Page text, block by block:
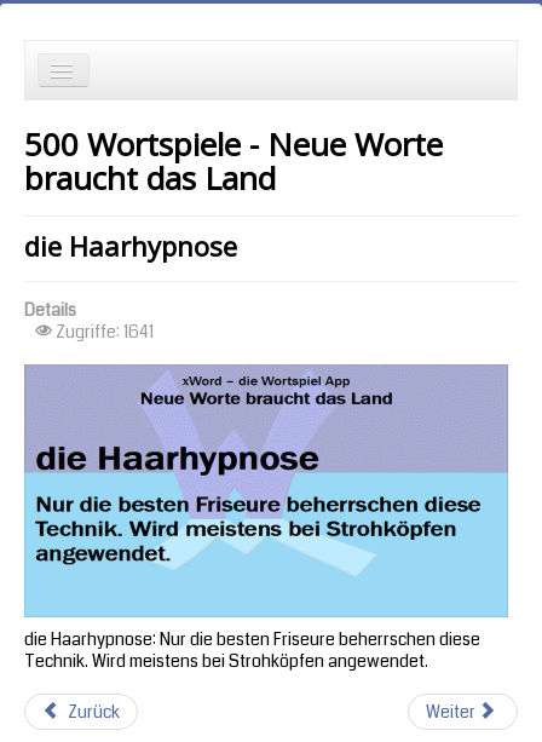
Wortspielgeschichten
die Ältesten zuerst
die meisten Zugriffe zuerst
zufällige Reihenfolge
500 Wortspiele - Neue Worte
braucht das Land
die Haarhypnose
Details
Zugriffe: 1641
die Haarhypnose: Nur die besten Friseure beherrschen diese
Technik. Wird meistens bei Strohköpfen angewendet.
Zurück Weiter